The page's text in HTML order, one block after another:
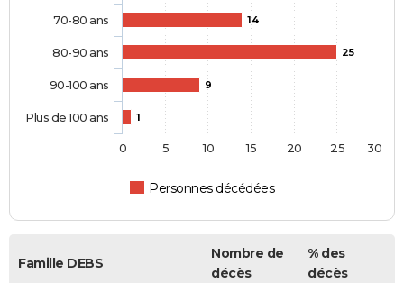
14
25
9
1
Personnes décédées
70-80 ans
80-90 ans
90-100 ans
Plus de 100 ans
0 5 10 15 20 25 30
Famille DEBS
Nombre de
décès
% des
décès